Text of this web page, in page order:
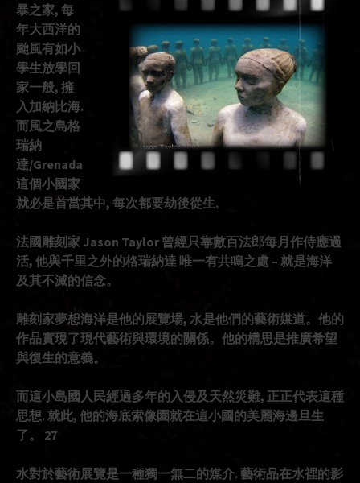
暴之家, 每
年大西洋的
颱風有如小
學生放學回
家一般, 擁
入加納比海.
而風之島格
瑞納
達/Grenada
這個小國家
就必是首當其中, 每次都要劫後從生.
法國雕刻家 Jason Taylor 曾經只靠數百法郎每月作侍應過
活, 他與千里之外的格瑞納達 唯一有共鳴之處 – 就是海洋
及其不滅的信念。
雕刻家夢想海洋是他的展覽場, 水是他們的藝術媒道。他的
作品實現了現代藝術與環境的關係。他的構思是推廣希望
與復生的意義。
而這小島國人民經過多年的入侵及天然災難, 正正代表這種
思想. 就此, 他的海底索像園就在這小國的美麗海邊旦生
了。 27
水對於藝術展覽是一種獨一無二的媒介. 藝術品在水裡的影